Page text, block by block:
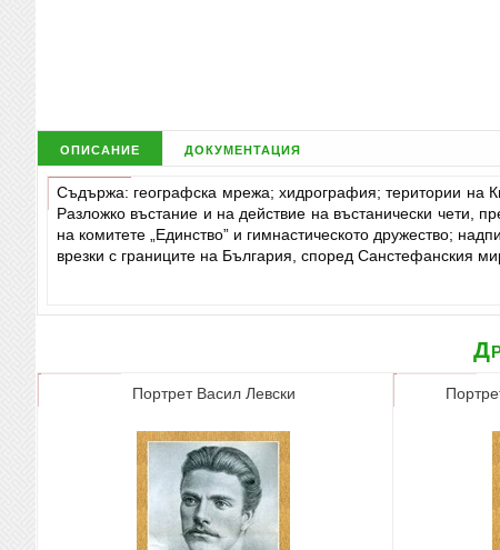
описание документация
Съдържа: географска мрежа; хидрография; територии на
Разложко въстание и на действие на въстанически чети,
на комитете „Единство” и гимнастическото дружество;
врезки с границите на България, според Санстефанския
Портрет Васил Левски